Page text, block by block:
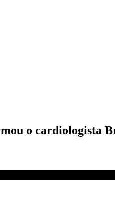
o cardiologista